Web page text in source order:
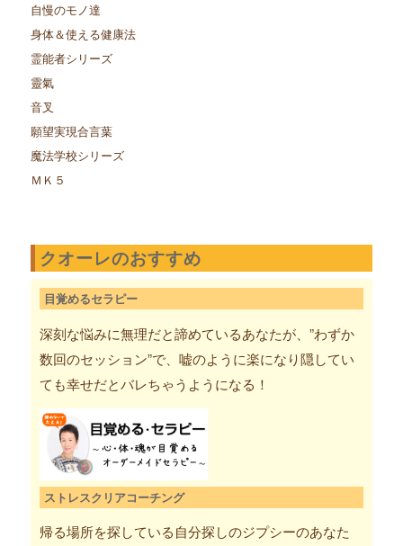
自慢のモノ達
身体＆使える健康法
霊能者シリーズ
靈氣
音叉
願望実現合言葉
魔法学校シリーズ
ＭＫ５
クオーレのおすすめ
目覚めるセラピー
深刻な悩みに無理だと諦めているあなたが、”わずか
数回のセッション”で、嘘のように楽になり隠してい
ても幸せだとバレちゃうようになる！
ストレスクリアコーチング
帰る場所を探している自分探しのジプシーのあなた